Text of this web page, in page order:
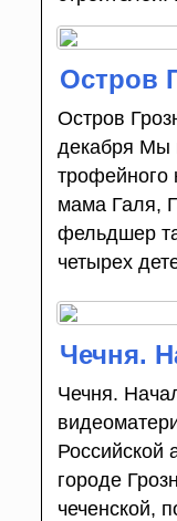
Остров
Остров
декабря Мы
трофейного
мама Галя,
фельдшер
четырех
Чечня.
Чечня.
Российской
городе
чеченской,